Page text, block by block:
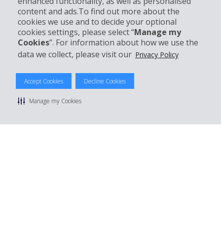
content and ads.To find out more about the
cookies we use and to decide your optional
cookies settings, please select “Manage my
Cookies”. For information about how we use the
data we collect, please visit our Privacy Policy
Accept Cookies Decline Cookies
Manage my Cookies
Boek bij Hertz
© 2026 The Hertz System, Inc.
Privacybeleid | Gebruiksvoorwaarden |
Sitemap